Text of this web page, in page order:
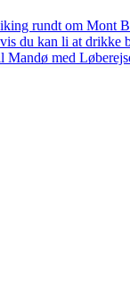
rundt om Mont
du kan li at drikke
Mandø med
forbi hos Steep &
dig der godt vil igang
i din mailbox